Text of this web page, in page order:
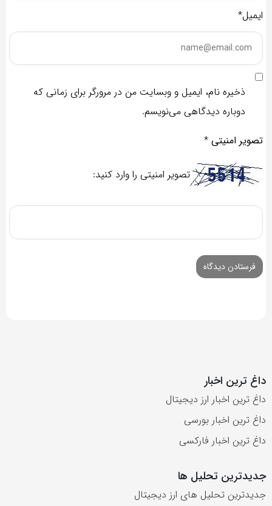
ایمیل*
ذخیره نام، ایمیل و وبسایت من در مرورگر برای زمانی که
دوباره دیدگاهی می‌نویسم.
تصویر امنیتی *
تصویر امنیتی را وارد کنید:
داغ ترین اخبار
داغ ترین اخبار ارز دیجیتال
داغ ترین اخبار بورسی
داغ ترین اخبار فارکسی
جدیدترین تحلیل ها
جدیدترین تحلیل های ارز دیجیتال